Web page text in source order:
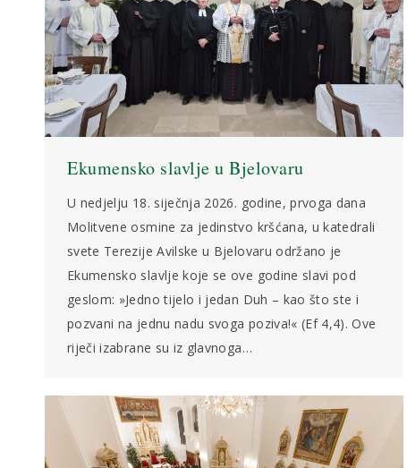
Ekumensko slavlje u Bjelovaru
U nedjelju 18. siječnja 2026. godine, prvoga dana
Molitvene osmine za jedinstvo kršćana, u katedrali
svete Terezije Avilske u Bjelovaru održano je
Ekumensko slavlje koje se ove godine slavi pod
geslom: »Jedno tijelo i jedan Duh – kao što ste i
pozvani na jednu nadu svoga poziva!« (Ef 4,4). Ove
riječi izabrane su iz glavnoga…